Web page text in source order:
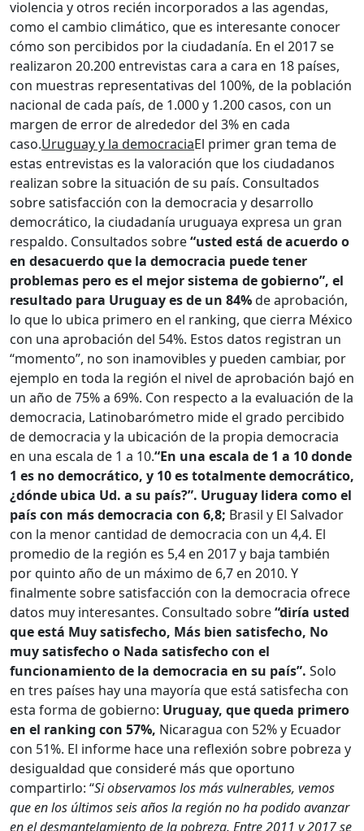
violencia y otros recién incorporados a las agendas,
como el cambio climático, que es interesante conocer
cómo son percibidos por la ciudadanía. En el 2017 se
realizaron 20.200 entrevistas cara a cara en 18 países,
con muestras representativas del 100%, de la población
nacional de cada país, de 1.000 y 1.200 casos, con un
margen de error de alrededor del 3% en cada
caso.Uruguay y la democraciaEl primer gran tema de
estas entrevistas es la valoración que los ciudadanos
realizan sobre la situación de su país. Consultados
sobre satisfacción con la democracia y desarrollo
democrático, la ciudadanía uruguaya expresa un gran
respaldo. Consultados sobre“usted está de acuerdo o
en desacuerdo que la democracia puede tener
problemas pero es el mejor sistema de gobierno”, el
resultado para Uruguay es de un 84%de aprobación,
lo que lo ubica primero en el ranking, que cierra México
con una aprobación del 54%. Estos datos registran un
“momento”, no son inamovibles y pueden cambiar, por
ejemplo en toda la región el nivel de aprobación bajó en
un año de 75% a 69%. Con respecto a la evaluación de la
democracia, Latinobarómetro mide el grado percibido
de democracia y la ubicación de la propia democracia
en una escala de 1 a 10.“En una escala de 1 a 10 donde
1 es no democrático, y 10 es totalmente democrático,
¿dónde ubica Ud. a su país?”. Uruguay lidera como el
país con más democracia con 6,8; Brasil y El Salvador
con la menor cantidad de democracia con un 4,4. El
promedio de la región es 5,4 en 2017 y baja también
por quinto año de un máximo de 6,7 en 2010. Y
finalmente sobre satisfacción con la democracia ofrece
datos muy interesantes. Consultado sobre“diría usted
que está Muy satisfecho, Más bien satisfecho, No
muy satisfecho o Nada satisfecho con el
funcionamiento de la democracia en su país”. Solo
en tres países hay una mayoría que está satisfecha con
esta forma de gobierno: Uruguay, que queda primero
en el ranking con 57%, Nicaragua con 52% y Ecuador
con 51%. El informe hace una reflexión sobre pobreza y
desigualdad que consideré más que oportuno
compartirlo: “Si observamos los más vulnerables, vemos
que en los últimos seis años la región no ha podido avanzar
en el desmantelamiento de la pobreza. Entre 2011 y 2017 se